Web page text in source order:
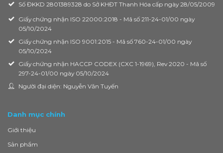
Số ĐKKD 2801389328 do Sở KHĐT Thanh Hóa cấp ngày 28/05/2009
Giấy chứng nhận ISO 22000:2018 - Mã số 211-24-01/00 ngày
05/10/2024
Giấy chứng nhận ISO 9001:2015 - Mã số 760-24-01/00 ngày
05/10/2024
Giấy chứng nhận HACCP CODEX (CXC 1-1969), Rev 2020 - Mã số
297-24-01/00 ngày 05/10/2024
Người đại diện: Nguyễn Văn Tuyến
Danh mục chính
Giới thiệu
Sản phẩm